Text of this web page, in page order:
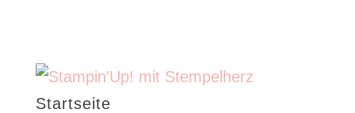
Startseite